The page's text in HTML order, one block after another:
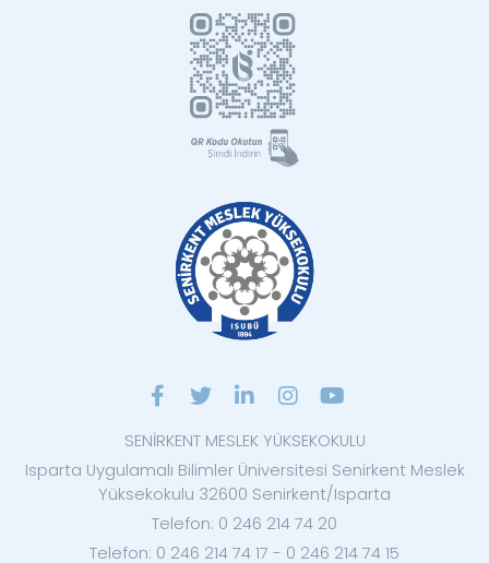
SENİRKENT MESLEK YÜKSEKOKULU
Isparta Uygulamalı Bilimler Üniversitesi Senirkent Meslek
Yüksekokulu 32600 Senirkent/Isparta
Telefon: 0 246 214 74 20
Telefon: 0 246 214 74 17 - 0 246 214 74 15